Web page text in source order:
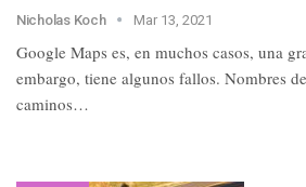
Nicholas Koch Mar 13, 2021
Google Maps es, en muchos casos, una
embargo, tiene algunos fallos. Nombres
caminos…